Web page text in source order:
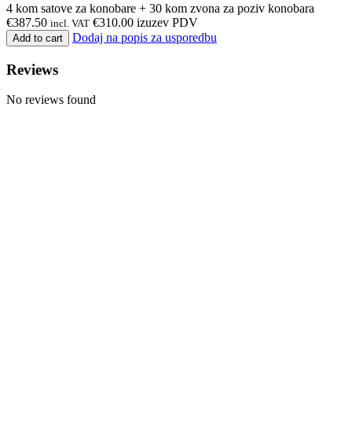
4 kom satove za konobare + 30 kom zvona za poziv konobara
€387.50 incl. VAT €310.00 izuzev PDV
Add to cart Dodaj na popis za usporedbu
Reviews
No reviews found